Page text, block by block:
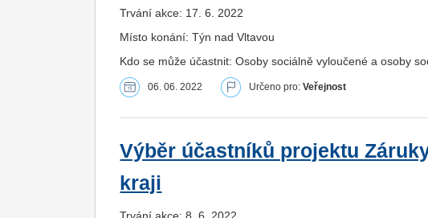
Trvání akce: 17. 6. 2022
Místo konání: Týn nad Vltavou
Kdo se může účastnit: Osoby sociálně vyloučené a osoby
06. 06. 2022 Určeno pro:Veřejnost
Výběr účastníků projektu
kraji
Trvání akce: 8. 6. 2022